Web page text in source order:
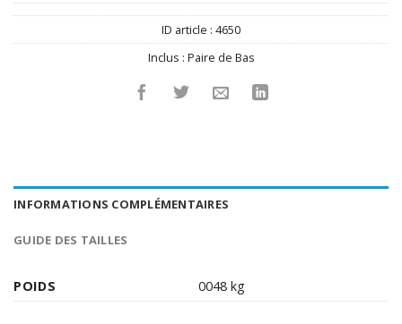
ID article : 4650
Inclus : Paire de Bas
INFORMATIONS COMPLÉMENTAIRES
GUIDE DES TAILLES
POIDS 0048 kg